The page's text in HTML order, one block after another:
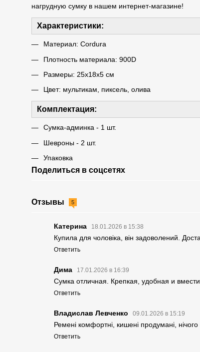
нагрудную сумку в нашем интернет-магазине!
Характеристики:
Материал: Cordura
Плотность материала: 900D
Размеры: 25x18x5 см
Цвет: мультикам, пиксель, олива
Комплектация:
Сумка-админка - 1 шт.
Шевроны - 2 шт.
Упаковка
Поделиться в соцсетях
Отзывы 5
Катерина 18.01.2026 в 15:38
Купила для чоловіка, він задоволений.
Ответить
Дима 17.01.2026 в 16:39
Сумка отличная. Крепкая, удобная и
Ответить
Владислав Левченко 09.01.2026 в 15:19
Ремені комфортні, кишені продумані,
Ответить